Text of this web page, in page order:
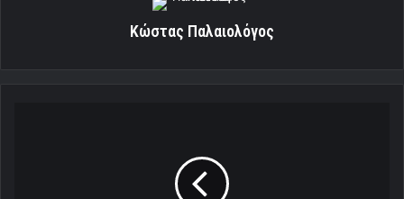
Κώστας Παλαιολόγος